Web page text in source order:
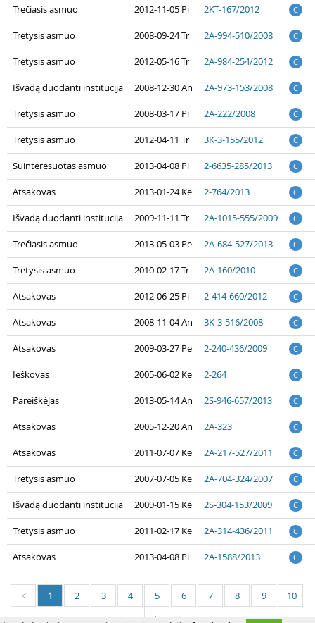
Trečiasis asmuo 2012-11-05 Pi 2KT-167/2012 C
Tretysis asmuo 2008-09-24 Tr 2A-994-510/2008 C
Tretysis asmuo 2012-05-16 Tr 2A-984-254/2012 C
Išvadą duodanti institucija 2008-12-30 An 2A-973-153/2008 C
Tretysis asmuo 2008-03-17 Pi 2A-222/2008 C
Tretysis asmuo 2012-04-11 Tr 3K-3-155/2012 C
Suinteresuotas asmuo 2013-04-08 Pi 2-6635-285/2013 C
Atsakovas 2013-01-24 Ke 2-764/2013 C
Išvadą duodanti institucija 2009-11-11 Tr 2A-1015-555/2009 C
Trečiasis asmuo 2013-05-03 Pe 2A-684-527/2013 C
Tretysis asmuo 2010-02-17 Tr 2A-160/2010 C
Atsakovas 2012-06-25 Pi 2-414-660/2012 C
Atsakovas 2008-11-04 An 3K-3-516/2008 C
Atsakovas 2009-03-27 Pe 2-240-436/2009 C
Ieškovas 2005-06-02 Ke 2-264 C
Pareiškėjas 2013-05-14 An 2S-946-657/2013 C
Atsakovas 2005-12-20 An 2A-323 C
Atsakovas 2011-07-07 Ke 2A-217-527/2011 C
Tretysis asmuo 2007-07-05 Ke 2A-704-324/2007 C
Išvadą duodanti institucija 2009-01-15 Ke 2S-304-153/2009 C
Tretysis asmuo 2011-02-17 Ke 2A-314-436/2011 C
Atsakovas 2013-04-08 Pi 2A-1588/2013 C
< 1 2 3 4 5 6 7 8 9 10
>